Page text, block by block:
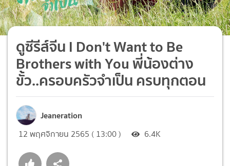
ดูซีรีส์จีน I Don't Want to Be
Brothers with You พี่น้องต่าง
ขั้ว..ครอบครัวจำเป็น ครบทุกตอน
Jeaneration
12 พฤศจิกายน 2565 ( 13:00 ) 6.4K